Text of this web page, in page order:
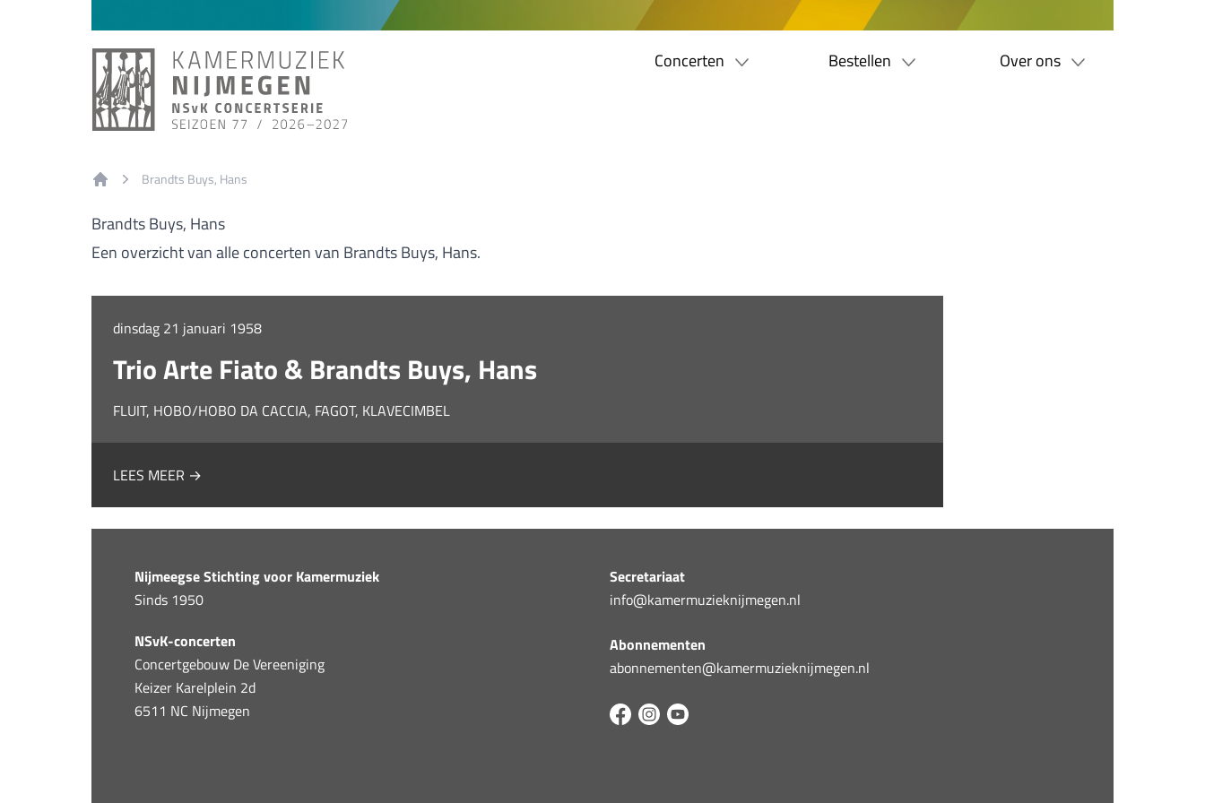
Concerten Bestellen Over ons
Brandts Buys, Hans
Brandts Buys, Hans
Een overzicht van alle concerten van Brandts Buys, Hans.
dinsdag 21 januari 1958
Trio Arte Fiato & Brandts Buys, Hans
FLUIT, HOBO/HOBO DA CACCIA, FAGOT, KLAVECIMBEL
LEES MEER →
Nijmeegse Stichting voor Kamermuziek
Sinds 1950
NSvK-concerten
Concertgebouw De Vereeniging
Keizer Karelplein 2d
6511 NC Nijmegen
Secretariaat
info@kamermuzieknijmegen.nl
Abonnementen
abonnementen@kamermuzieknijmegen.nl